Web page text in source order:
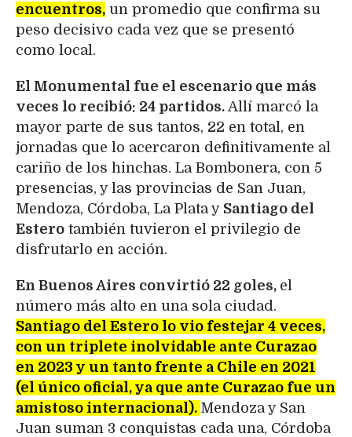
encuentros, un promedio que confirma su
peso decisivo cada vez que se presentó
como local.
El Monumental fue el escenario que más
veces lo recibió: 24 partidos. Allí marcó la
mayor parte de sus tantos, 22 en total, en
jornadas que lo acercaron definitivamente al
cariño de los hinchas. La Bombonera, con 5
presencias, y las provincias de San Juan,
Mendoza, Córdoba, La Plata y Santiago del
Estero también tuvieron el privilegio de
disfrutarlo en acción.
En Buenos Aires convirtió 22 goles, el
número más alto en una sola ciudad.
Santiago del Estero lo vio festejar 4 veces,
con un triplete inolvidable ante Curazao
en 2023 y un tanto frente a Chile en 2021
(el único oficial, ya que ante Curazao fue un
amistoso internacional). Mendoza y San
Juan suman 3 conquistas cada una, Córdoba